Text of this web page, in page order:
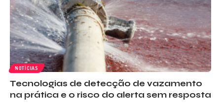
NOTÍCIAS
Tecnologias de detecção de vazamento
na prática e o risco do alerta sem resposta